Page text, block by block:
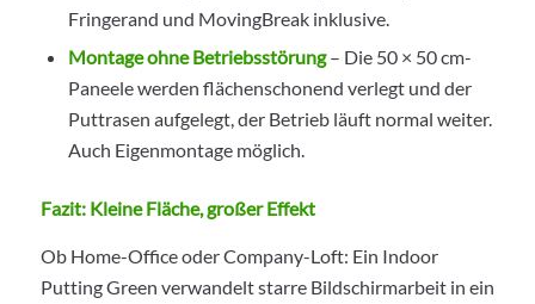
Fringerand und MovingBreak inklusive.
Montage ohne Betriebsstörung– Die 50 × 50 cm-
Paneele werden flächenschonend verlegt und der
Puttrasen aufgelegt, der Betrieb läuft normal weiter.
Auch Eigenmontage möglich.
Fazit: Kleine Fläche, großer Effekt
Ob Home-Office oder Company-Loft: Ein Indoor
Putting Green verwandelt starre Bildschirmarbeit in ein